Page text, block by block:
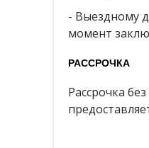
- Выездному
момент
РАССРОЧКА
Рассрочка